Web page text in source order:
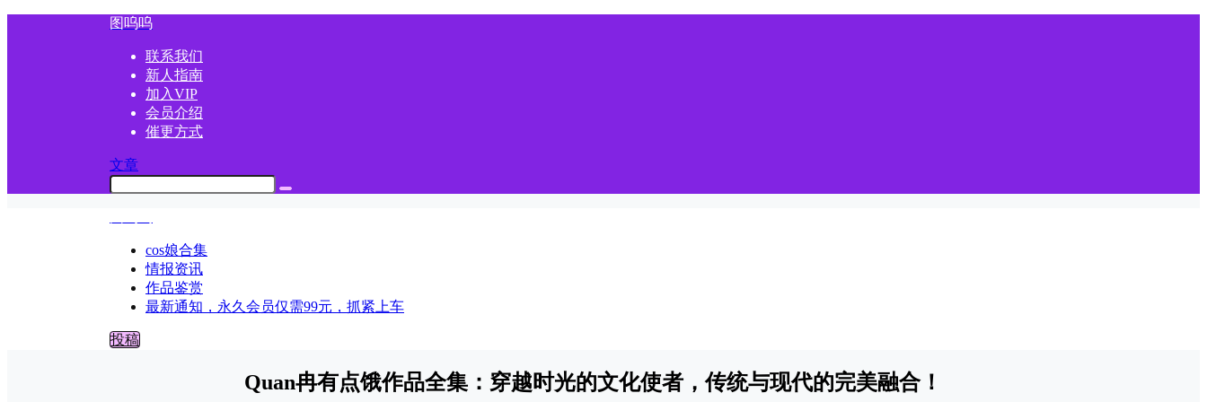
图呜呜
联系我们
新人指南
加入VIP
会员介绍
催更方式
文章
cos娘合集
情报资讯
作品鉴赏
最新通知，永久会员仅需99元，抓紧上车
投稿
Quan冉有点饿作品全集：穿越时光的文化使者，传统与现代的完美融合！